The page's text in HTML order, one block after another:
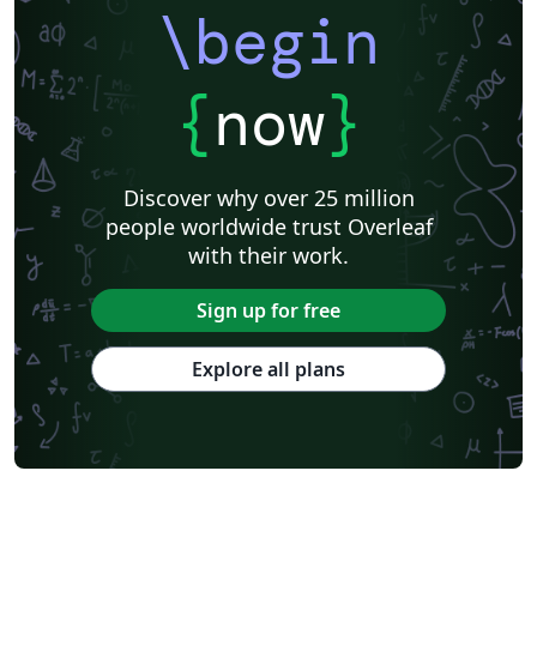
\begin
{now}
Discover why over 25 million
people worldwide trust Overleaf
with their work.
Sign up for free
Explore all plans